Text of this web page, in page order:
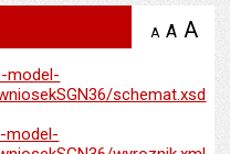
A zmniejsz
A A
model-
schemat.xsd
model-